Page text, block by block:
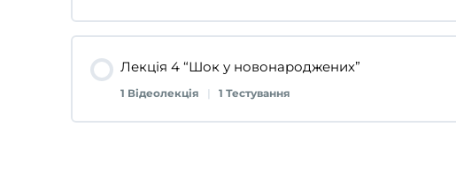
Тестовий контроль за темою: Пізній сепсис
Лекція 4 “Шок у новонароджених”
1 Відеолекція | 1 Тестування